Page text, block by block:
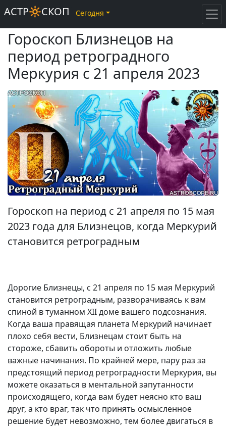
Гороскоп Близнецов на
период ретроградного
Меркурия с 21 апреля 2023
Гороскоп на период с 21 апреля по 15 мая
2023 года для Близнецов, когда Меркурий
становится ретроградным
Дорогие Близнецы, с 21 апреля по 15 мая Меркурий
становится ретроградным, разворачиваясь к вам
спиной в туманном XII доме вашего подсознания.
Когда ваша правящая планета Меркурий начинает
плохо себя вести, Близнецам стоит быть на
стороже, сбавить обороты и отложить любые
важные начинания. По крайней мере, пару раз за
предстоящий период ретроградности Меркурия, вы
можете оказаться в ментальной запутанности
происходящего, когда вам будет неясно кто ваш
друг, а кто враг, так что принять осмысленное
решение будет невозможно, тем более двигаться в
АСТР🔆СКОП Сегодня